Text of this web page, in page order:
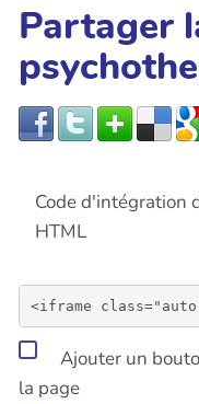
Partager
Code d'intégration
HTML
Ajouter un
la page